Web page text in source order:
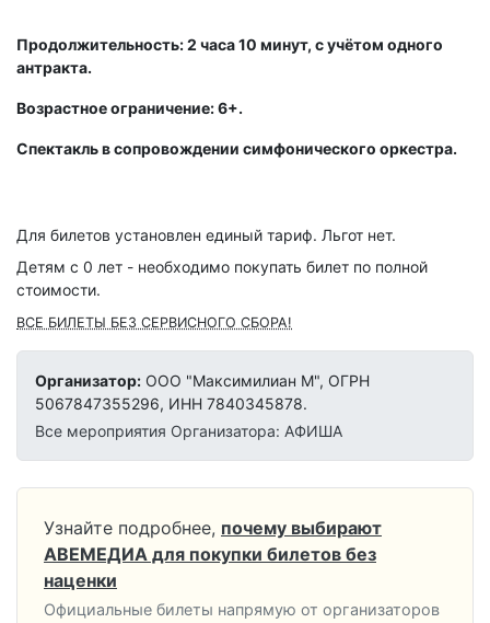
Продолжительность: 2 часа 10 минут, с учётом одного
антракта.
Возрастное ограничение: 6+.
Спектакль в сопровождении симфонического оркестра.
Для билетов установлен единый тариф. Льгот нет.
Детям с 0 лет - необходимо покупать билет по полной
стоимости.
ВСЕ БИЛЕТЫ БЕЗ СЕРВИСНОГО СБОРА!
Организатор: ООО "Максимилиан М", ОГРН
5067847355296, ИНН 7840345878.
Все мероприятия Организатора: АФИША
Узнайте подробнее, почему выбирают
АВЕМЕДИА для покупки билетов без
наценки
Официальные билеты напрямую от организаторов